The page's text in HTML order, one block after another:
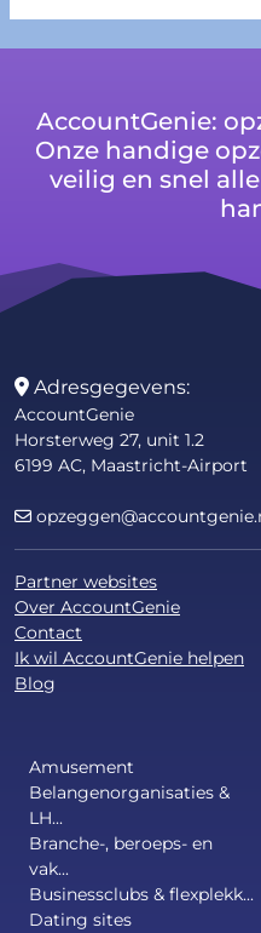
AccountGenie:
Onze handige
veilig en snel
Adresgegevens:
AccountGenie
Horsterweg 27, unit 1.2
6199 AC, Maastricht-Airport
Partner websites
Over AccountGenie
Contact
Ik wil AccountGenie helpen
Blog
Amusement
Belangenorganisaties &
LH...
Branche-, beroeps- en
vak...
Businessclubs & flexplekk...
Dating sites